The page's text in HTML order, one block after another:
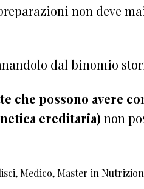
non deve
dal binomio
che possono avere
ereditaria) non
Medico, Master in